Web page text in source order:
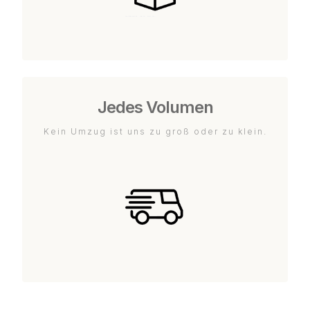
Jedes Volumen
Kein Umzug ist uns zu groß oder zu klein.